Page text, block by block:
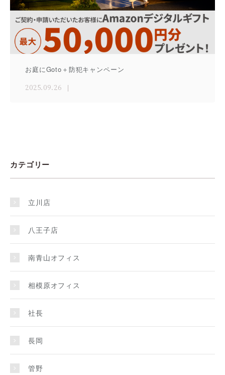
お庭にGoto＋防犯キャンペーン
2025.09.26
カテゴリー
立川店
八王子店
南青山オフィス
相模原オフィス
社長
長岡
管野